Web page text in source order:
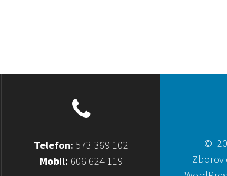
Telefon:573 369 102
Mobil: 606 624 119
©